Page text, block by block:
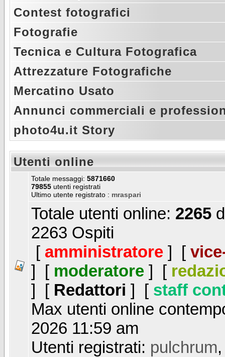
Contest fotografici
Fotografie
Tecnica e Cultura Fotografica
Attrezzature Fotografiche
Mercatino Usato
Annunci commerciali e
photo4u.it Story
Utenti online
Totale messaggi: 5871660
79855 utenti registrati
Ultimo utente registrato : mraspari
Totale utenti online: 2265
2263 Ospiti
[ amministratore ] [
] [ moderatore ] [
] [ Redattori ] [ staff
Max utenti online
2026 11:59 am
Utenti registrati: pulchrum